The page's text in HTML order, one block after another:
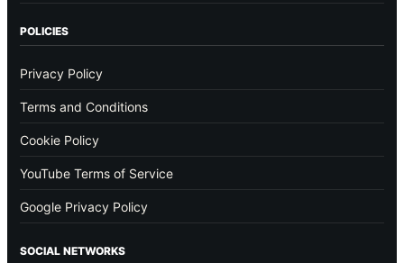
POLICIES
Privacy Policy
Terms and Conditions
Cookie Policy
YouTube Terms of Service
Google Privacy Policy
SOCIAL NETWORKS